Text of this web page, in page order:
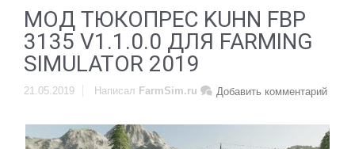
MOД ТЮКОПРЕС KUHN FBP
3135 V1.1.0.0 ДЛЯ FARMING
SIMULATOR 2019
21.05.2019 Добавить комментарий
Написал FarmSim.ru